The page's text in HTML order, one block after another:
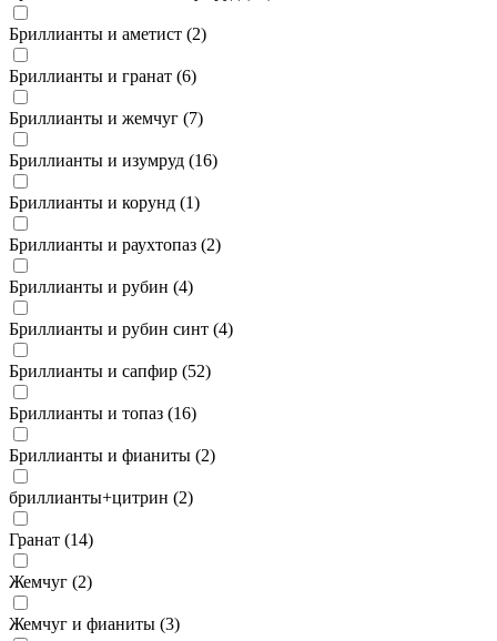
Бриллианты и аметист (2)
Бриллианты и гранат (6)
Бриллианты и жемчуг (7)
Бриллианты и изумруд (16)
Бриллианты и корунд (1)
Бриллианты и раухтопаз (2)
Бриллианты и рубин (4)
Бриллианты и рубин синт (4)
Бриллианты и сапфир (52)
Бриллианты и топаз (16)
Бриллианты и фианиты (2)
бриллианты+цитрин (2)
Гранат (14)
Жемчуг (2)
Жемчуг и фианиты (3)